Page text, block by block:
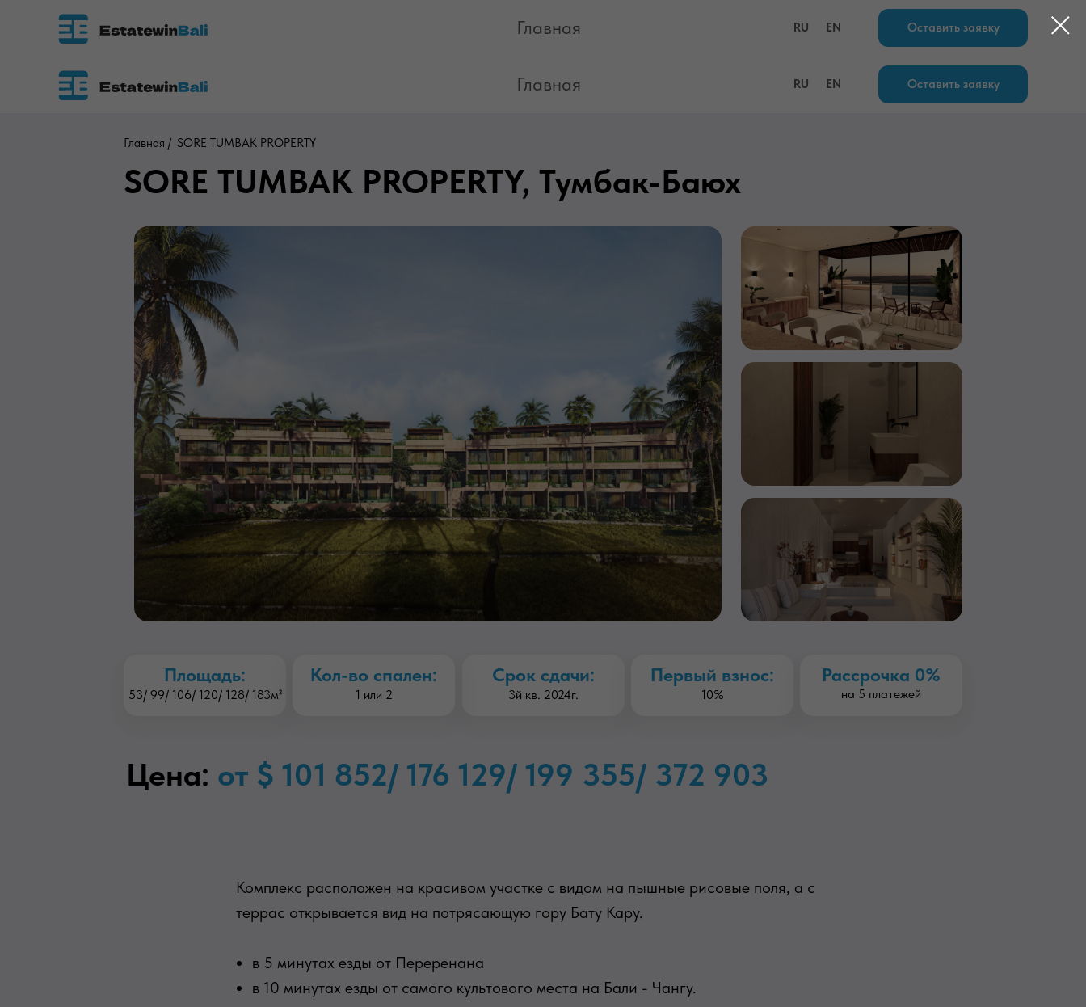
Главная RU EN Оставить заявку
Главная RU EN Оставить заявку
Главная / SORE TUMBAK PROPERTY
Площадь:
Цена: от $ 101 852/ 176 129/ 199 355/ 372 903
53/ 99/ 106/ 120/ 128/ 183м²
Срок сдачи:
3й кв. 2024г.
Первый взнос:
10%
Рассрочка 0%
SORE TUMBAK PROPERTY, Тумбак-Баюх
Кол-во спален:
1 или 2 на 5 платежей
Комплекс расположен на красивом участке с видом на пышные рисовые поля, а с
террас открывается вид на потрясающую гору Бату Кару.
в 5 минутах езды от Переренана
в 10 минутах езды от самого культового места на Бали - Чангу.